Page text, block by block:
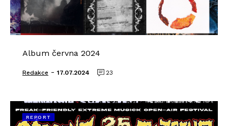
Album června 2024
Redakce - 17.07.2024 23
REPORT